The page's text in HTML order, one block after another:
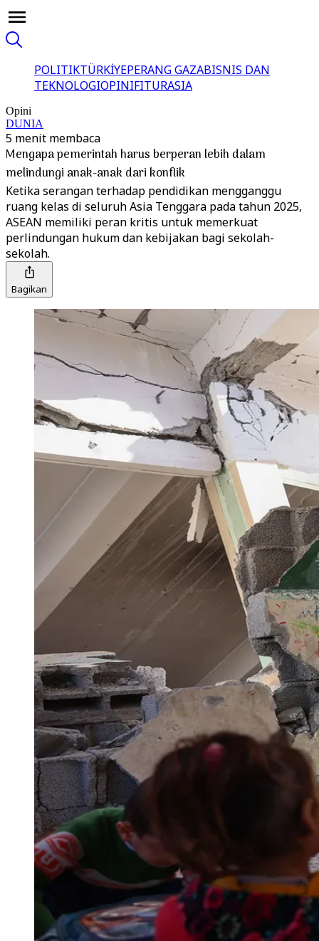
POLITIKTÜRKİYEPERANG GAZABISNIS DAN
TEKNOLOGIOPINIFITURASIA
Opini
DUNIA
5 menit membaca
Mengapa pemerintah harus berperan lebih dalam
melindungi anak-anak dari konflik
Ketika serangan terhadap pendidikan mengganggu
ruang kelas di seluruh Asia Tenggara pada tahun 2025,
ASEAN memiliki peran kritis untuk memerkuat
perlindungan hukum dan kebijakan bagi sekolah-
sekolah.
Bagikan